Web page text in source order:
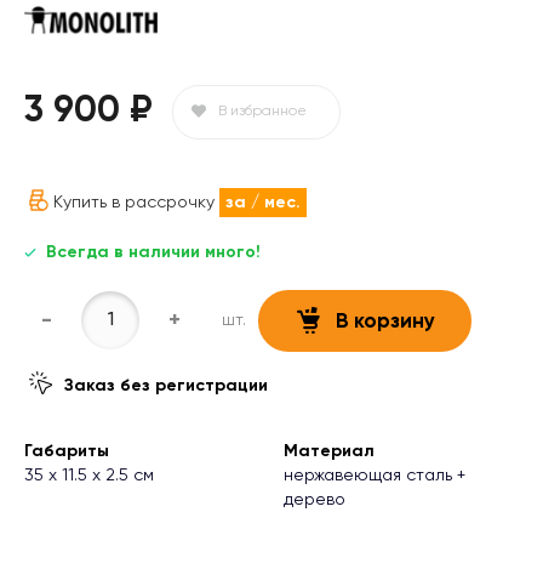
3 900 ₽ В избранное
Купить в рассрочку за / мес.
Всегда в наличии много!
- + шт. В корзину
Заказ без регистрации
Габариты
35 х 11.5 х 2.5 см
Материал
нержавеющая сталь +
дерево